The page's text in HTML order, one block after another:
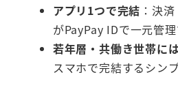
アプリ1つで完結 ：決
がPayPay IDで一元管
若年層・共働き世帯に
スマホで完結するシン